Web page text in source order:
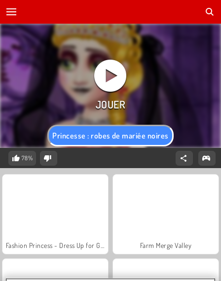
Princesse : robes de mariée noires
78%
Farm Merge Valley